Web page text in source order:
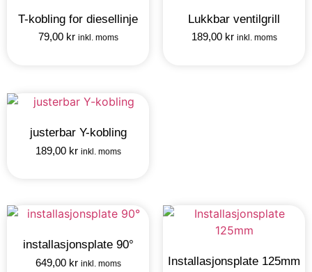
T-kobling for diesellinje
79,00 kr inkl. moms
Lukkbar ventilgrill
189,00 kr inkl. moms
justerbar Y-kobling
189,00 kr inkl. moms
installasjonsplate 90°
649,00 kr inkl. moms Installasjonsplate 125mm